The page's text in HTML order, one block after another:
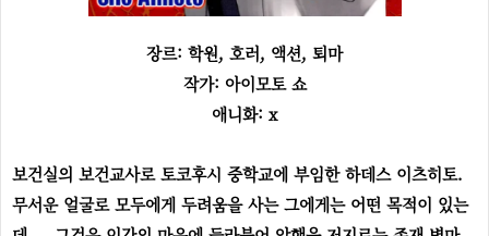
장르: 학원, 호러, 액션, 퇴마
작가: 아이모토 쇼
애니화: x
보건실의 보건교사로 토코후시 중학교에 부임한 하데스 이츠히토.
무서운 얼굴로 모두에게 두려움을 사는 그에게는 어떤 목적이 있는